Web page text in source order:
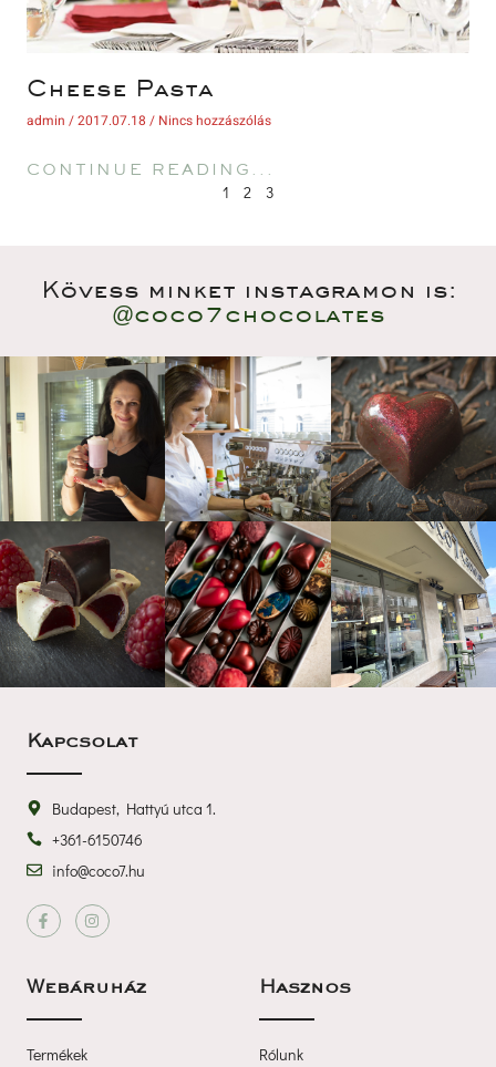
Cheese Pasta
admin 2017.07.18 Nincs hozzászólás
CONTINUE READING...
1 2 3
Kövess minket instagramon is:
@coco7chocolate
Kapcsolat
Budapest, Hattyú utca 1.
+361-6150746
info@coco7.hu
Webáruház
Termékek
Haszno
Rólunk